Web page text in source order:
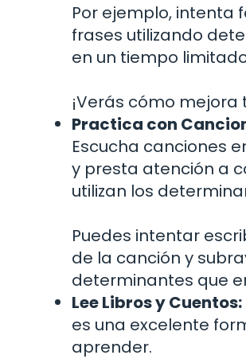
Por ejemplo, intenta
frases utilizando
en un tiempo
¡Verás cómo mejora
Practica con
Escucha canciones
y presta atención a
utilizan los
Puedes intentar
de la canción y
determinantes que
Lee Libros y Cuentos:
es una excelente
aprender.